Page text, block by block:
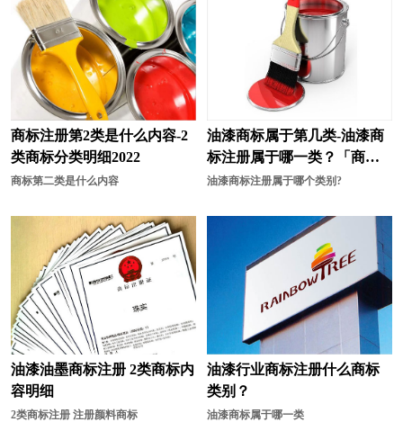
米商标注册 面粉商标注册
帽商标注册 奶茶商标注册
能源商标注册 农业商标注册
烹饪商标注册 培训商标注册
皮具商标注册 清洁商标注册
器商标注册 汽车配件商标注册
肉商标注册 肉菜商标注册
日用品商标注册 速冻食品商标注册
食品商标注册 水果商标注册
商标分类 食用油商标注册
水商标注册 绳网袋篷商标注册
商标注册第2类是什么内容-2
类商标分类明细2022
商标第二类是什么内容
油漆商标属于第几类-油漆商
标注册属于哪一类？「商标
分类」
油漆商标注册属于哪个类别?
油漆油墨商标注册 2类商标内
容明细
2类商标注册 注册颜料商标
油漆行业商标注册什么商标
类别？
油漆商标属于哪一类